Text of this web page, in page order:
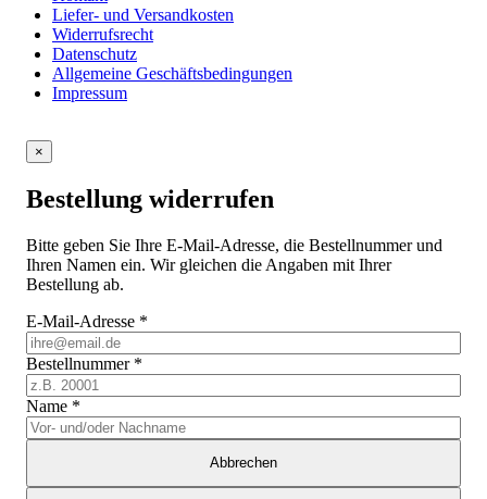
Liefer- und Versandkosten
Widerrufsrecht
Datenschutz
Allgemeine Geschäftsbedingungen
Impressum
×
Bestellung widerrufen
Bitte geben Sie Ihre E-Mail-Adresse, die Bestellnummer und
Ihren Namen ein. Wir gleichen die Angaben mit Ihrer
Bestellung ab.
E-Mail-Adresse *
Bestellnummer *
Name *
Abbrechen